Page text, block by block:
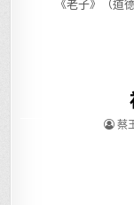
《老子》（道
蔡